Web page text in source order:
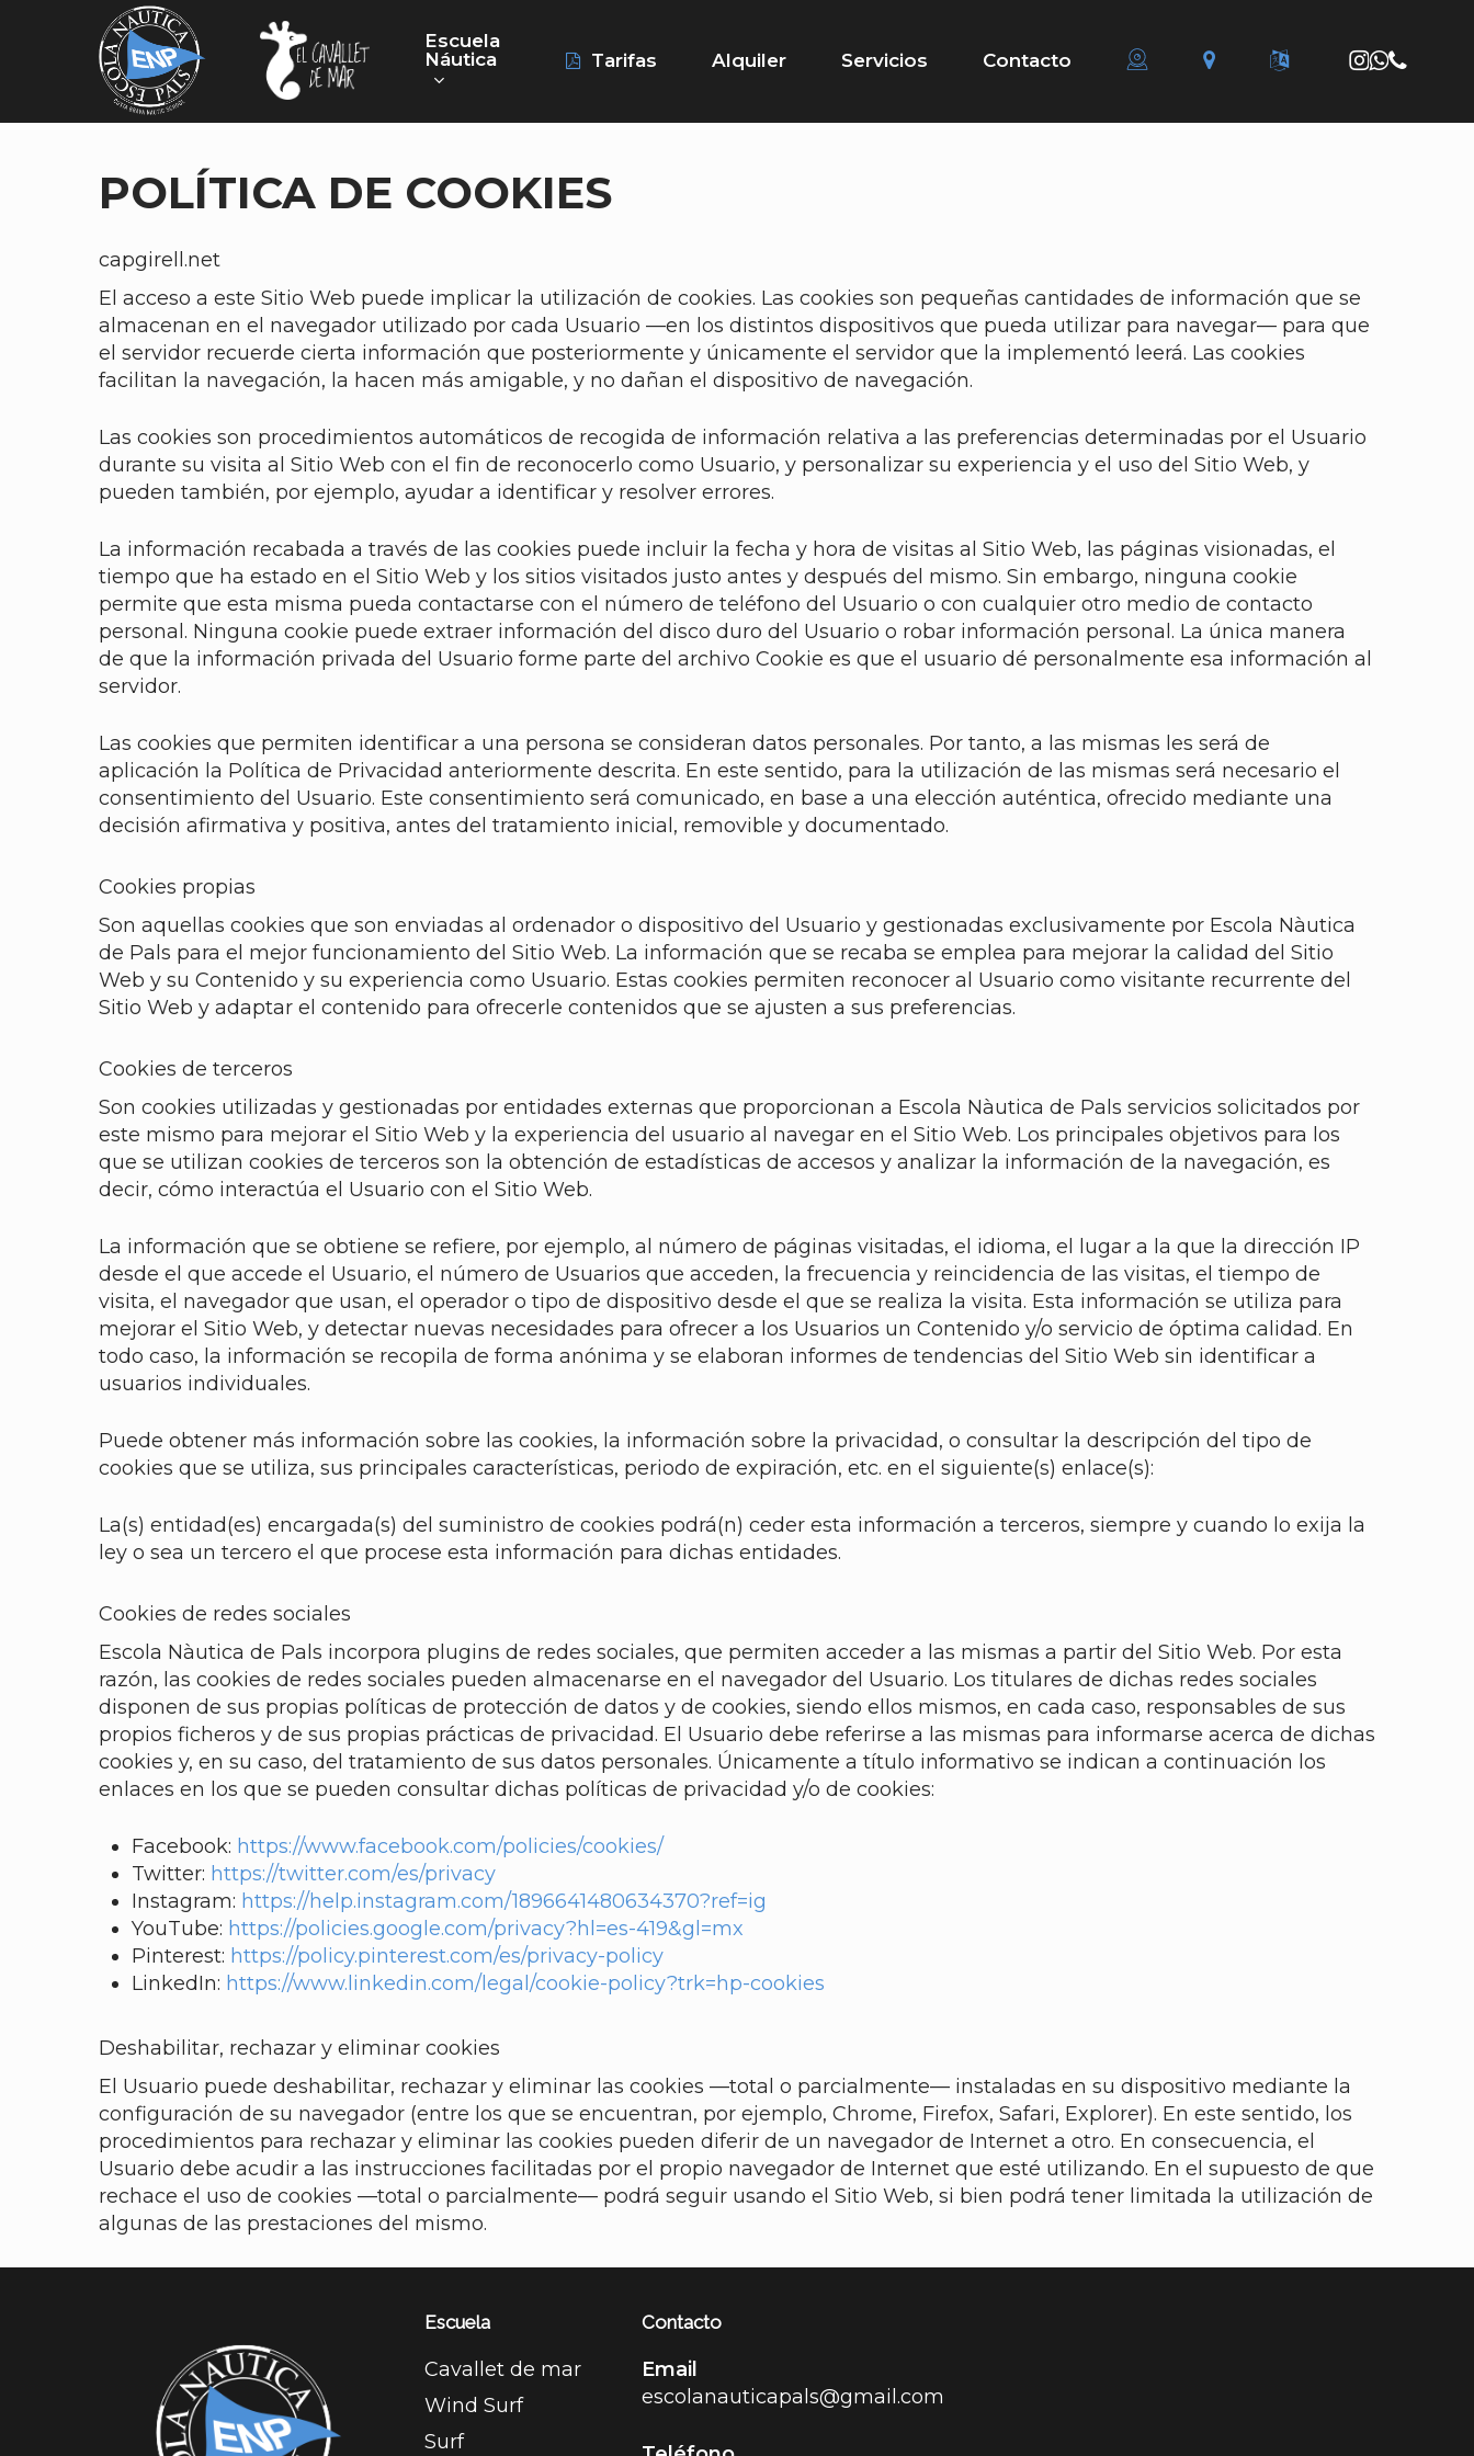
Escuela
Náutica
Tarifas Alquiler Servicios Contacto instagram
whatsapp
phone
POLÍTICA DE COOKIES
capgirell.net
El acceso a este Sitio Web puede implicar la utilización de cookies. Las cookies son pequeñas cantidades de información que se
almacenan en el navegador utilizado por cada Usuario —en los distintos dispositivos que pueda utilizar para navegar— para que
el servidor recuerde cierta información que posteriormente y únicamente el servidor que la implementó leerá. Las cookies
facilitan la navegación, la hacen más amigable, y no dañan el dispositivo de navegación.
Las cookies son procedimientos automáticos de recogida de información relativa a las preferencias determinadas por el Usuario
durante su visita al Sitio Web con el fin de reconocerlo como Usuario, y personalizar su experiencia y el uso del Sitio Web, y
pueden también, por ejemplo, ayudar a identificar y resolver errores.
La información recabada a través de las cookies puede incluir la fecha y hora de visitas al Sitio Web, las páginas visionadas, el
tiempo que ha estado en el Sitio Web y los sitios visitados justo antes y después del mismo. Sin embargo, ninguna cookie
permite que esta misma pueda contactarse con el número de teléfono del Usuario o con cualquier otro medio de contacto
personal. Ninguna cookie puede extraer información del disco duro del Usuario o robar información personal. La única manera
de que la información privada del Usuario forme parte del archivo Cookie es que el usuario dé personalmente esa información al
servidor.
Las cookies que permiten identificar a una persona se consideran datos personales. Por tanto, a las mismas les será de
aplicación la Política de Privacidad anteriormente descrita. En este sentido, para la utilización de las mismas será necesario el
consentimiento del Usuario. Este consentimiento será comunicado, en base a una elección auténtica, ofrecido mediante una
decisión afirmativa y positiva, antes del tratamiento inicial, removible y documentado.
Cookies propias
Son aquellas cookies que son enviadas al ordenador o dispositivo del Usuario y gestionadas exclusivamente por Escola Nàutica
de Pals para el mejor funcionamiento del Sitio Web. La información que se recaba se emplea para mejorar la calidad del Sitio
Web y su Contenido y su experiencia como Usuario. Estas cookies permiten reconocer al Usuario como visitante recurrente del
Sitio Web y adaptar el contenido para ofrecerle contenidos que se ajusten a sus preferencias.
Cookies de terceros
Son cookies utilizadas y gestionadas por entidades externas que proporcionan a Escola Nàutica de Pals servicios solicitados por
este mismo para mejorar el Sitio Web y la experiencia del usuario al navegar en el Sitio Web. Los principales objetivos para los
que se utilizan cookies de terceros son la obtención de estadísticas de accesos y analizar la información de la navegación, es
decir, cómo interactúa el Usuario con el Sitio Web.
La información que se obtiene se refiere, por ejemplo, al número de páginas visitadas, el idioma, el lugar a la que la dirección IP
desde el que accede el Usuario, el número de Usuarios que acceden, la frecuencia y reincidencia de las visitas, el tiempo de
visita, el navegador que usan, el operador o tipo de dispositivo desde el que se realiza la visita. Esta información se utiliza para
mejorar el Sitio Web, y detectar nuevas necesidades para ofrecer a los Usuarios un Contenido y/o servicio de óptima calidad. En
todo caso, la información se recopila de forma anónima y se elaboran informes de tendencias del Sitio Web sin identificar a
usuarios individuales.
Puede obtener más información sobre las cookies, la información sobre la privacidad, o consultar la descripción del tipo de
cookies que se utiliza, sus principales características, periodo de expiración, etc. en el siguiente(s) enlace(s):
La(s) entidad(es) encargada(s) del suministro de cookies podrá(n) ceder esta información a terceros, siempre y cuando lo exija la
ley o sea un tercero el que procese esta información para dichas entidades.
Cookies de redes sociales
Escola Nàutica de Pals incorpora plugins de redes sociales, que permiten acceder a las mismas a partir del Sitio Web. Por esta
razón, las cookies de redes sociales pueden almacenarse en el navegador del Usuario. Los titulares de dichas redes sociales
disponen de sus propias políticas de protección de datos y de cookies, siendo ellos mismos, en cada caso, responsables de sus
propios ficheros y de sus propias prácticas de privacidad. El Usuario debe referirse a las mismas para informarse acerca de dichas
cookies y, en su caso, del tratamiento de sus datos personales. Únicamente a título informativo se indican a continuación los
enlaces en los que se pueden consultar dichas políticas de privacidad y/o de cookies:
Facebook: https://www.facebook.com/policies/cookies/
Twitter: https://twitter.com/es/privacy
Instagram: https://help.instagram.com/1896641480634370?ref=ig
YouTube: https://policies.google.com/privacy?hl=es-419&gl=mx
Pinterest: https://policy.pinterest.com/es/privacy-policy
LinkedIn: https://www.linkedin.com/legal/cookie-policy?trk=hp-cookies
Deshabilitar, rechazar y eliminar cookies
El Usuario puede deshabilitar, rechazar y eliminar las cookies —total o parcialmente— instaladas en su dispositivo mediante la
configuración de su navegador (entre los que se encuentran, por ejemplo, Chrome, Firefox, Safari, Explorer). En este sentido, los
procedimientos para rechazar y eliminar las cookies pueden diferir de un navegador de Internet a otro. En consecuencia, el
Usuario debe acudir a las instrucciones facilitadas por el propio navegador de Internet que esté utilizando. En el supuesto de que
rechace el uso de cookies —total o parcialmente— podrá seguir usando el Sitio Web, si bien podrá tener limitada la utilización de
algunas de las prestaciones del mismo.
Escuela
Cavallet de mar
Wind Surf
Surf
Contacto
Email
escolanauticapals@gmail.com